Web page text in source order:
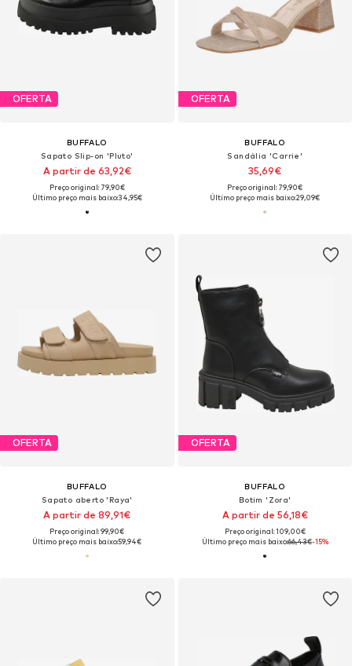
OFERTA
BUFFALO
Sapato Slip-on 'Pluto'
A partir de 63,92€
Preço original: 79,90€
Último preço mais baixo:34,95€
OFERTA
BUFFALO
Sandália 'Carrie'
35,69€
Preço original: 79,90€
Último preço mais baixo:29,09€
OFERTA
BUFFALO
Sapato aberto 'Raya'
A partir de 89,91€
Preço original: 99,90€
Último preço mais baixo:59,94€
OFERTA
BUFFALO
Botim 'Zora'
A partir de 56,18€
Preço original: 109,00€
Último preço mais baixo:66,43€-15%